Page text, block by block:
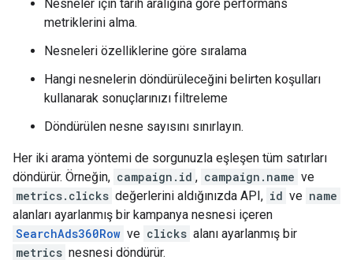
Nesneler için tarih aralığına göre performans
metriklerini alma.
Nesneleri özelliklerine göre sıralama
Hangi nesnelerin döndürüleceğini belirten koşulları
kullanarak sonuçlarınızı filtreleme
Döndürülen nesne sayısını sınırlayın.
Her iki arama yöntemi de sorgunuzla eşleşen tüm satırları
döndürür. Örneğin, campaign.id , campaign.name ve
metrics.clicks değerlerini aldığınızda API, id ve name
alanları ayarlanmış bir kampanya nesnesi içeren
SearchAds360Row ve clicks alanı ayarlanmış bir
metrics nesnesi döndürür.